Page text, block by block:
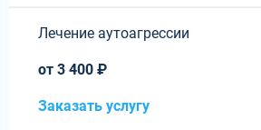
Лечение аутоагрессии
от 3 400 ₽
Заказать услугу